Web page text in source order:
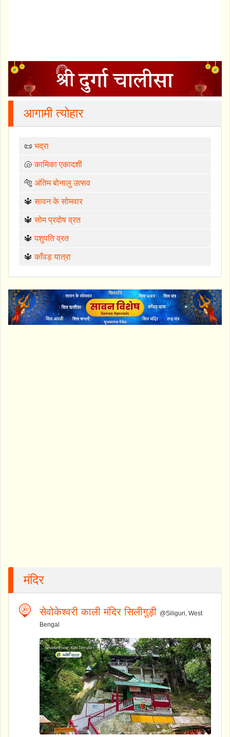
आगामी त्योहार
📜 भद्रा
🐚कामिका एकादशी
🐅 अंतिम बोनालु उत्सव
🔱सावन के सोमवार
🔱सोम प्रदोष व्रत
🔱पशुपति व्रत
🔱काँवड़ यात्रा
मंदिर
सेवोकेश्वरी काली मंदिर सिलीगुड़ी @Siliguri, West
Bengal